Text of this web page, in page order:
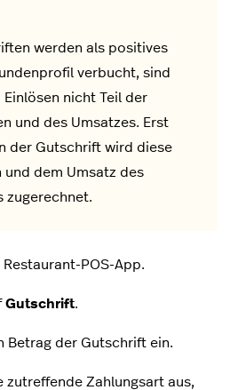
werden als positives
verbucht, sind
nicht Teil der
und des Umsatzes. Erst
der Gutschrift wird diese
und dem Umsatz des
zugerechnet.
POS-App.
Gutschrift.
Betrag der Gutschrift ein.
zutreffende Zahlungsart aus,